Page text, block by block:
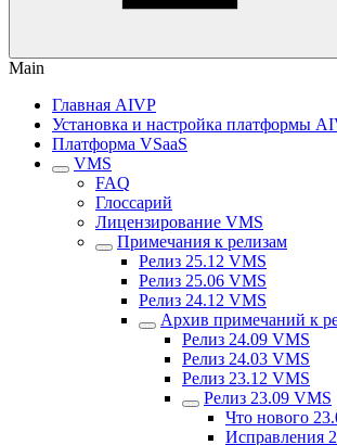
Main
Главная AIVP
Установка и настройка платформы
Платформа VSaaS
VMS
FAQ
Глоссарий
Лицензирование VMS
Примечания к релизам
Релиз 25.12 VMS
Релиз 25.06 VMS
Рeлиз 24.12 VMS
Аpхив примечаний к
Релиз 24.09 VMS
Релиз 24.03 VMS
Релиз 23.12 VMS
Релиз 23.09 VMS
Что нового
Исправления